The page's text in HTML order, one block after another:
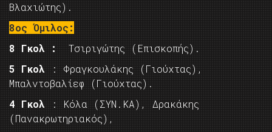
Βλαχιώτης).
8ος Όμιλος:
8 Γκολ :
Τσιριγώτης (Επισκοπής).
5 Γκολ
: Φραγκουλάκης (Γιούχτας),
Μπαλντοβαλίεφ (Γιούχτας).
4 Γκολ
: Κόλα (ΣΥΝ.ΚΑ), Δρακάκης
(Πανακρωτηριακός),